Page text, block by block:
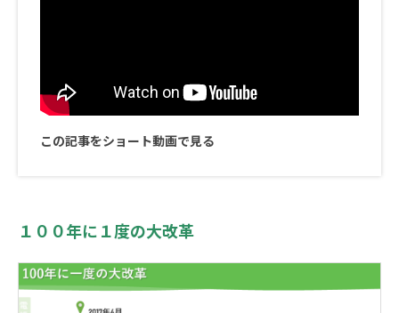
この記事をショート動画で見る
１００年に１度の大改革